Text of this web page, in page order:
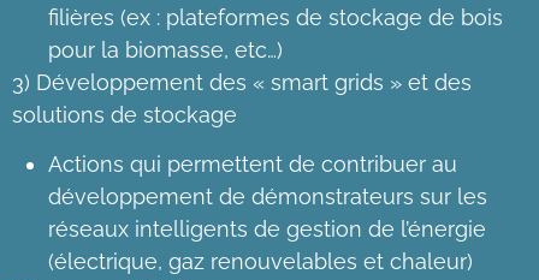
filières (ex : plateformes de stockage de bois
pour la biomasse, etc…)
3) Développement des « smart grids » et des
solutions de stockage
Actions qui permettent de contribuer au
développement de démonstrateurs sur les
réseaux intelligents de gestion de l’énergie
(électrique, gaz renouvelables et chaleur)